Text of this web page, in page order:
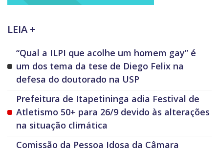
LEIA +
“Qual a ILPI que acolhe um homem gay” é
um dos tema da tese de Diego Felix na
defesa do doutorado na USP
Prefeitura de Itapetininga adia Festival de
Atletismo 50+ para 26/9 devido às alterações
na situação climática
Comissão da Pessoa Idosa da Câmara